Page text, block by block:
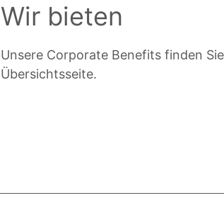
Wir bieten
Unsere Corporate Benefits finden
Übersichtsseite.